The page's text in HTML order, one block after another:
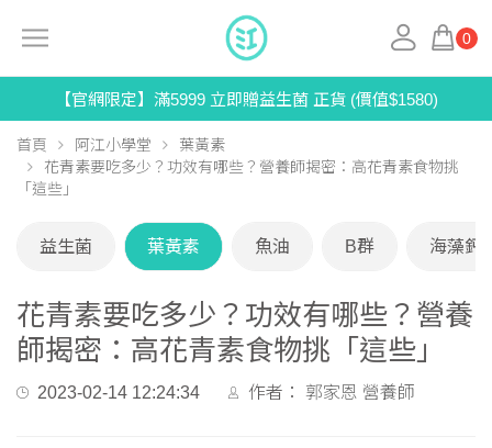
0
【官網限定】滿5999 立即贈益生菌 正貨 (價值$1580)
首頁 阿江小學堂
葉黃素
花青素要吃多少？功效有哪些？營養師揭密：高花青素食物挑
「這些」
花青素要吃多少？功效有哪些？營養
師揭密：高花青素食物挑「這些」
2023-02-14 12:24:34 作者： 郭家恩 營養師
益生菌 葉黃素 魚油 B群 海藻鈣